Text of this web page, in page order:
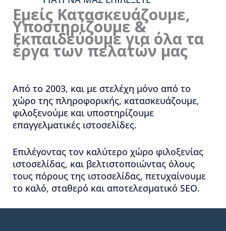
Εμείς Κατασκευάζουμε,
Υποστηρίζουμε &
Εκπαιδεύουμε για όλα τα
έργα των πελατών μας
Από το 2003, και με στελέχη μόνο από το
χώρο της πληροφορικής, κατασκευάζουμε,
φιλοξενούμε και υποστηρίζουμε
επαγγελματικές ιστοσελίδες.
Επιλέγοντας τον καλύτερο χώρο φιλοξενίας
ιστοσελίδας, και βελτιστοποιώντας όλους
τους πόρους της ιστοσελίδας, πετυχαίνουμε
το καλό, σταθερό και αποτελεσματικό SEO.